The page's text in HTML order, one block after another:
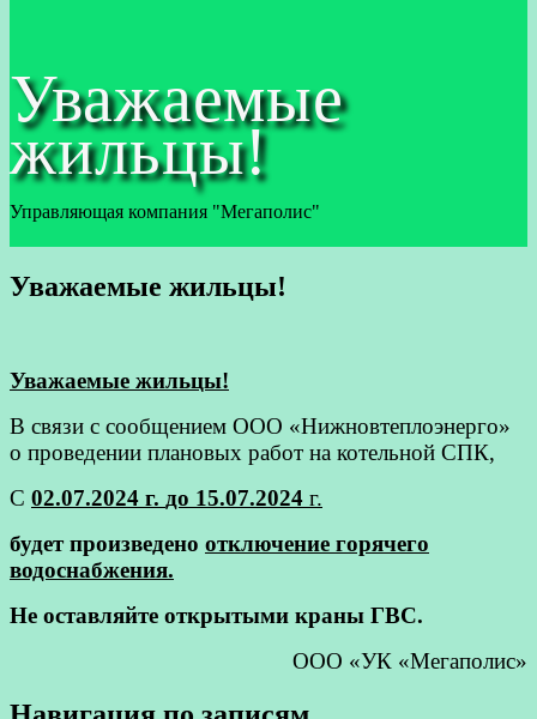
Уважаемые
жильцы!
Управляющая компания "Мегаполис"
Уважаемые жильцы!
Уважаемые жильцы!
В связи с сообщением ООО «Нижновтеплоэнерго»
о проведении плановых работ на котельной СПК,
С 02.07.2024 г. до 15.07.2024 г.
будет произведено отключение горячего
водоснабжения.
Не оставляйте открытыми краны ГВС.
ООО «УК «Мегаполис»